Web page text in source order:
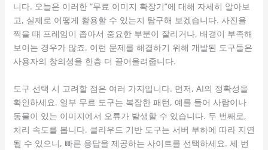
니다. 오늘은 이러한 “무료 이미지 확장기”에 대해 자세히 알아보
고, 실제로 어떻게 활용할 수 있는지 탐구해 보겠습니다. 사진을
찍을 때 프레임이 좁아서 중요한 부분이 잘리거나, 배경이 부족해
보이는 경우가 많죠. 이런 문제를 해결하기 위해 개발된 도구들은
사용자의 창의성을 한층 더 끌어올려줍니다.
도구 선택 시 고려할 점은 여러 가지입니다. 먼저, AI의 정확성을
확인하세요. 일부 무료 도구는 복잡한 패턴, 예를 들어 사람이나
동물이 있는 이미지에서 오류가 발생할 수 있습니다. 두 번째로,
처리 속도를 봅니다. 클라우드 기반 도구는 서버 부하에 따라 지연
될 수 있으니, 빠른 응답을 제공하는 사이트를 선택하세요. 세 번